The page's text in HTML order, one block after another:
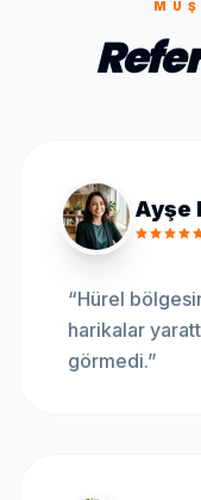
Ayşe
“Hürel
harikalar
görmedi.”